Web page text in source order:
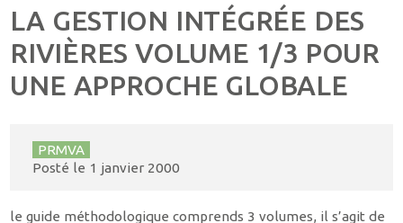
LA GESTION INTÉGRÉE DES
RIVIÈRES VOLUME 1/3 POUR
UNE APPROCHE GLOBALE
PRMVA
Posté le 1 janvier 2000
le guide méthodologique comprends 3 volumes, il s’agit de